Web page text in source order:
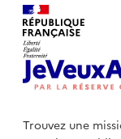
Trouvez une